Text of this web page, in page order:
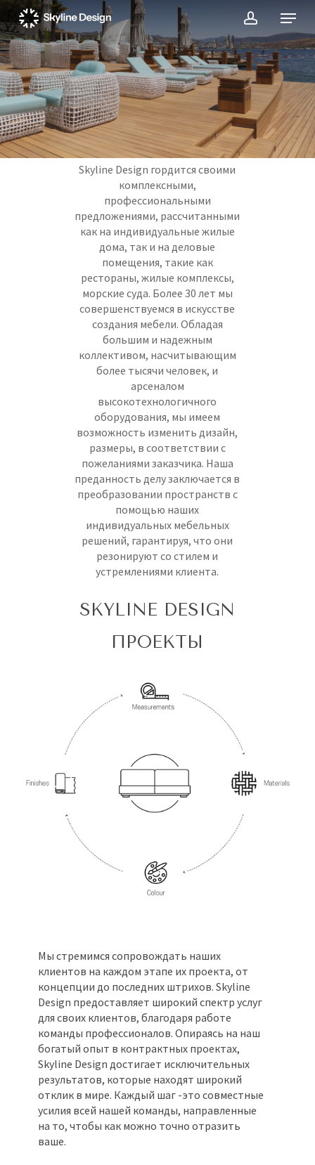
Skip
to
main
content
account
Menu
Skyline Design гордится своими
комплексными,
профессиональными
предложениями, рассчитанными
как на индивидуальные жилые
дома, так и на деловые
помещения, такие как
рестораны, жилые комплексы,
морские суда. Более 30 лет мы
совершенствуемся в искусстве
создания мебели. Обладая
большим и надежным
коллективом, насчитывающим
более тысячи человек, и
арсеналом
высокотехнологичного
оборудования, мы имеем
возможность изменить дизайн,
размеры, в соответствии с
пожеланиями заказчика. Наша
преданность делу заключается в
преобразовании пространств с
помощью наших
индивидуальных мебельных
решений, гарантируя, что они
резонируют со стилем и
устремлениями клиента.
SKYLINE DESIGN
ПРОЕКТЫ
Мы стремимся сопровождать наших
клиентов на каждом этапе их проекта, от
концепции до последних штрихов. Skyline
Design предоставляет широкий спектр услуг
для своих клиентов, благодаря работе
команды профессионалов. Опираясь на наш
богатый опыт в контрактных проектах,
Skyline Design достигает исключительных
результатов, которые находят широкий
отклик в мире. Каждый шаг -это совместные
усилия всей нашей команды, направленные
на то, чтобы как можно точно отразить
ваше.